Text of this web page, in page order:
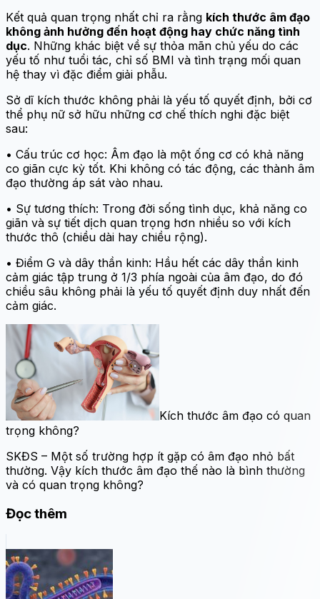
Kết quả quan trọng nhất chỉ ra rằng kích thước âm đạo
không ảnh hưởng đến hoạt động hay chức năng tình
dục. Những khác biệt về sự thỏa mãn chủ yếu do các
yếu tố như tuổi tác, chỉ số BMI và tình trạng mối quan
hệ thay vì đặc điểm giải phẫu.
Sở dĩ kích thước không phải là yếu tố quyết định, bởi cơ
thể phụ nữ sở hữu những cơ chế thích nghi đặc biệt
sau:
• Cấu trúc cơ học: Âm đạo là một ống cơ có khả năng
co giãn cực kỳ tốt. Khi không có tác động, các thành âm
đạo thường áp sát vào nhau.
• Sự tương thích: Trong đời sống tình dục, khả năng co
giãn và sự tiết dịch quan trọng hơn nhiều so với kích
thước thô (chiều dài hay chiều rộng).
• Điểm G và dây thần kinh: Hầu hết các dây thần kinh
cảm giác tập trung ở 1/3 phía ngoài của âm đạo, do đó
chiều sâu không phải là yếu tố quyết định duy nhất đến
cảm giác.
Kích thước âm đạo có quan
trọng không?
SKĐS – Một số trường hợp ít gặp có âm đạo nhỏ bất
thường. Vậy kích thước âm đạo thế nào là bình thường
và có quan trọng không?
Đọc thêm